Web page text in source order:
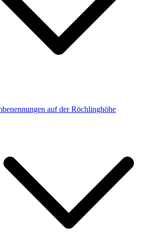
auf der Röchlinghöhe